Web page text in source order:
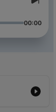
00:00